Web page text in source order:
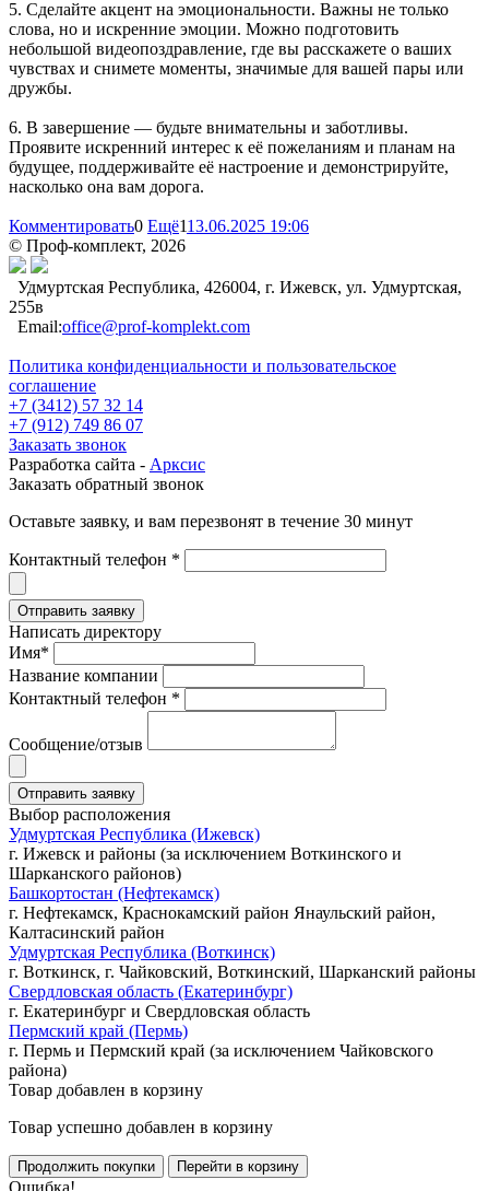
5. Сделайте акцент на эмоциональности. Важны не только
слова, но и искренние эмоции. Можно подготовить
небольшой видеопоздравление, где вы расскажете о ваших
чувствах и снимете моменты, значимые для вашей пары или
дружбы.
6. В завершение — будьте внимательны и заботливы.
Проявите искренний интерес к её пожеланиям и планам на
будущее, поддерживайте её настроение и демонстрируйте,
насколько она вам дорога.
Комментировать0 Ещё113.06.2025 19:06
© Проф-комплект, 2026
Удмуртская Республика, 426004, г. Ижевск, ул. Удмуртская,
255в
Email:office@prof-komplekt.com
Политика конфиденциальности и пользовательское
соглашение
+7 (3412) 57 32 14
+7 (912) 749 86 07
Заказать звонок
Разработка сайта - Арксис
Заказать обратный звонок
Оставьте заявку, и вам перезвонят в течение 30 минут
Контактный телефон *
Написать директору
Имя*
Название компании
Контактный телефон *
Сообщение/отзыв
Выбор расположения
Удмуртская Республика (Ижевск)
г. Ижевск и районы (за исключением Воткинского и
Шарканского районов)
Башкортостан (Нефтекамск)
г. Нефтекамск, Краснокамский район Янаульский район,
Калтасинский район
Удмуртская Республика (Воткинск)
г. Воткинск, г. Чайковский, Воткинский, Шарканский районы
Свердловская область (Екатеринбург)
г. Екатеринбург и Свердловская область
Пермский край (Пермь)
г. Пермь и Пермский край (за исключением Чайковского
района)
Товар добавлен в корзину
Товар успешно добавлен в корзину